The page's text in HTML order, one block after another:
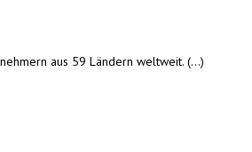
aus 59 Ländern weltweit. (...)